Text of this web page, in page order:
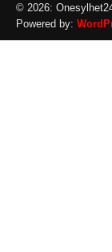
© 2026:
Powered by: